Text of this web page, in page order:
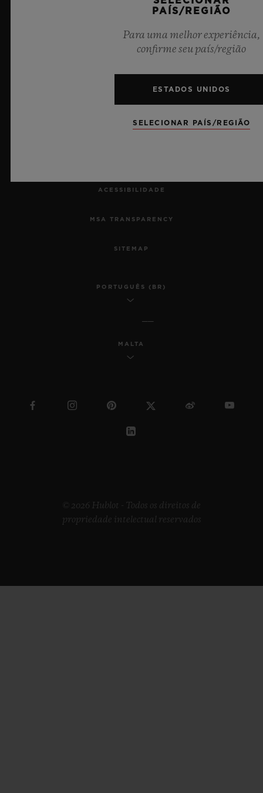
TRABALHE CONOSCO
TERMOS E CONDIÇÕES DE USO
ACESSIBILIDADE
MSA TRANSPARENCY
SITEMAP
PORTUGUÊS (BR)
MALTA
© 2026 Hublot - Todos os direitos de
propriedade intelectual reservados
PAÍS/REGIÃO
Para uma melhor experiência,
confirme seu país/região
ESTADOS UNIDOS
SELECIONAR PAÍS/REGIÃO